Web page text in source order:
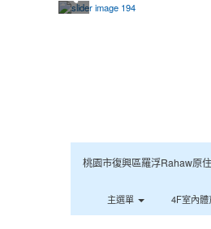
桃園市復興區羅浮Rahaw原
主選單 4F室內